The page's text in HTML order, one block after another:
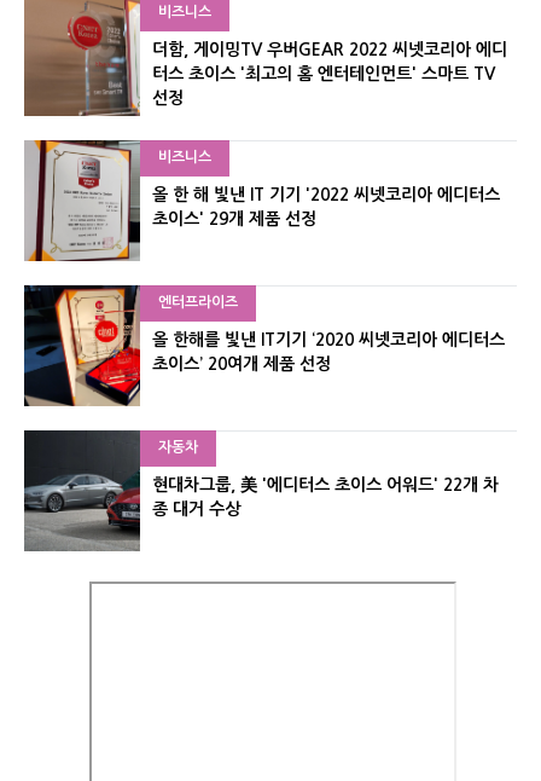
비즈니스
더함, 게이밍TV 우버GEAR 2022 씨넷코리아 에디
터스 초이스 '최고의 홈 엔터테인먼트' 스마트 TV
선정
비즈니스
올 한 해 빛낸 IT 기기 '2022 씨넷코리아 에디터스
초이스' 29개 제품 선정
엔터프라이즈
올 한해를 빛낸 IT기기 ‘2020 씨넷코리아 에디터스
초이스’ 20여개 제품 선정
자동차
현대차그룹, 美 '에디터스 초이스 어워드' 22개 차
종 대거 수상